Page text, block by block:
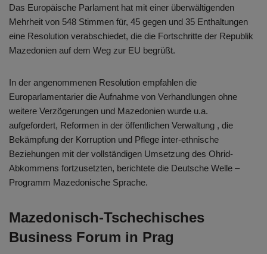
Das Europäische Parlament hat mit einer überwältigenden
Mehrheit von 548 Stimmen für, 45 gegen und 35 Enthaltungen
eine Resolution verabschiedet, die die Fortschritte der Republik
Mazedonien auf dem Weg zur EU begrüßt.
In der angenommenen Resolution empfahlen die
Europarlamentarier die Aufnahme von Verhandlungen ohne
weitere Verzögerungen und Mazedonien wurde u.a.
aufgefordert, Reformen in der öffentlichen Verwaltung , die
Bekämpfung der Korruption und Pflege inter-ethnische
Beziehungen mit der vollständigen Umsetzung des Ohrid-
Abkommens fortzusetzten, berichtete die Deutsche Welle –
Programm Mazedonische Sprache.
Mazedonisch-Tschechisches
Business Forum in Prag